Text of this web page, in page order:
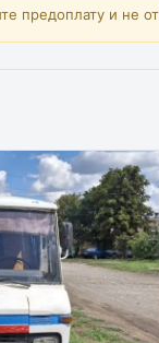
предоплату и не